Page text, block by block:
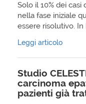
Solo il 10% dei
nella fase iniziale
essere risolutivo. In
Leggi articolo
Studio
carcinoma
pazienti già